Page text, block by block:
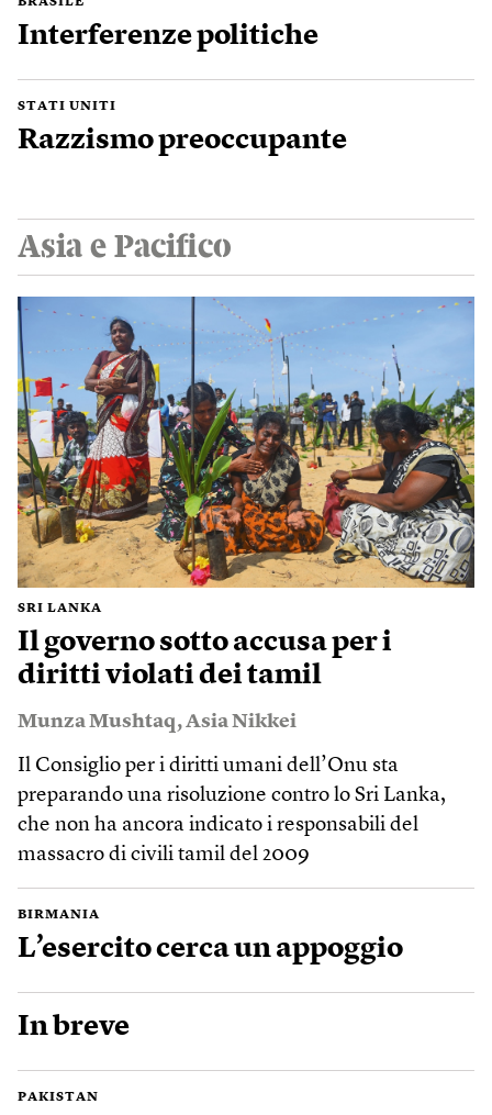
Interferenze politiche
STATI UNITI
Razzismo preoccupante
Asia e Pacifico
SRI LANKA
Il governo sotto accusa per i
diritti violati dei tamil
Munza Mushtaq,Asia Nikkei
Il Consiglio per i diritti umani dell’Onu sta
preparando una risoluzione contro lo Sri Lanka,
che non ha ancora indicato i responsabili del
massacro di civili tamil del 2009
BIRMANIA
L’esercito cerca un appoggio
In breve
PAKISTAN